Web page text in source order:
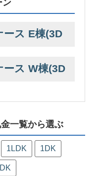
ン
ース E棟(3D
ース W棟(3D
一覧から選ぶ
1LDK 1DK